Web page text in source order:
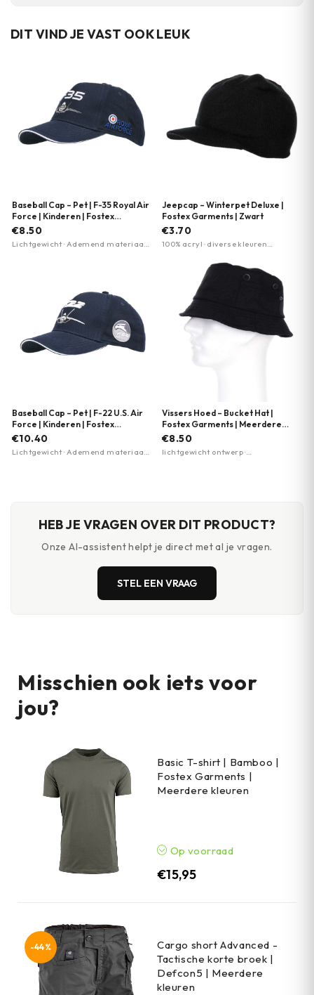
DIT VIND JE VAST OOK LEUK
Baseball Cap – Pet | F-35 Royal Air
Force | Kinderen | Fostex
Garments
€8.50
Lichtgewicht · Ademend materiaal ·
Jeepcap – Winterpet Deluxe |
Fostex Garments | Zwart
€3.70
100% acryl · diverse kleuren
Baseball Cap – Pet | F-22 U.S. Air
Force | Kinderen | Fostex
Garments
€10.40
Lichtgewicht · Ademend materiaal ·
Vissers Hoed – Bucket Hat |
Fostex Garments | Meerdere
kleuren
€8.50
lichtgewicht ontwerp ·
HEB JE VRAGEN OVER DIT PRODUCT?
Onze AI-assistent helpt je direct met al je vragen.
STEL EEN VRAAG
Misschien ook iets voor
jou?
Basic T-shirt | Bamboo |
Fostex Garments |
Meerdere kleuren
Op voorraad
€15,95
-44%
Cargo short Advanced -
Tactische korte broek |
Defcon5 | Meerdere
kleuren